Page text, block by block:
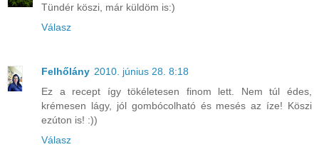
Tündér köszi, már küldöm is:)
Válasz
Felhőlány 2010. június 28. 8:18
Ez a recept így tökéletesen finom lett. Nem túl édes,
krémesen lágy, jól gombócolható és mesés az íze! Köszi
ezúton is! :))
Válasz